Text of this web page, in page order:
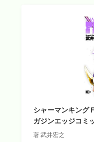
シャーマンキング
ガジンエッジコミ
著:武井宏之